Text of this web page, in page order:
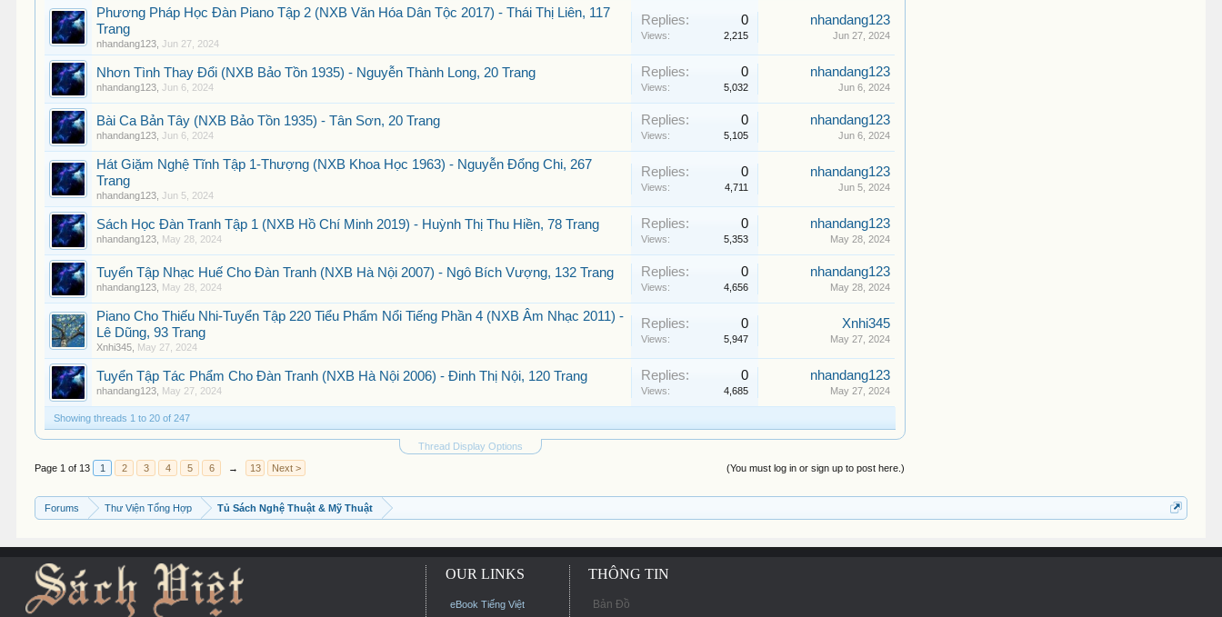
Phương Pháp Học Đàn Piano Tập 2 (NXB Văn Hóa Dân Tộc 2017) - Thái Thị Liên, 117
Trang
nhandang123 ,Jun 27, 2024
Replies: 0
Views: 2,215
nhandang123
Jun 27, 2024
Nhơn Tình Thay Đổi (NXB Bảo Tồn 1935) - Nguyễn Thành Long, 20 Trang
nhandang123 ,Jun 6, 2024
Replies: 0
Views: 5,032
nhandang123
Jun 6, 2024
Bài Ca Bản Tây (NXB Bảo Tồn 1935) - Tân Sơn, 20 Trang
nhandang123 ,Jun 6, 2024
Replies: 0
Views: 5,105
nhandang123
Jun 6, 2024
Hát Giặm Nghệ Tĩnh Tập 1-Thượng (NXB Khoa Học 1963) - Nguyễn Đổng Chi, 267
Trang
nhandang123 ,Jun 5, 2024
Replies: 0
Views: 4,711
nhandang123
Jun 5, 2024
Sách Học Đàn Tranh Tập 1 (NXB Hồ Chí Minh 2019) - Huỳnh Thị Thu Hiền, 78 Trang
nhandang123 May 28, 2024
Replies: 0
Views: 5,353
nhandang123
May 28, 2024
Tuyển Tập Nhạc Huế Cho Đàn Tranh (NXB Hà Nội 2007) - Ngô Bích Vượng, 132 Trang
nhandang123 May 28, 2024
Replies: 0
Views: 4,656
nhandang123
May 28, 2024
Piano Cho Thiếu Nhi-Tuyển Tập 220 Tiểu Phẩm Nổi Tiếng Phần 4 (NXB Âm Nhạc 2011) -
Lê Dũng, 93 Trang
Xnhi345 May 27, 2024
Replies: 0
Views: 5,947
Xnhi345
May 27, 2024
Tuyển Tập Tác Phẩm Cho Đàn Tranh (NXB Hà Nội 2006) - Đinh Thị Nội, 120 Trang
nhandang123 May 27, 2024
Replies: 0
Views: 4,685
nhandang123
May 27, 2024
Showing threads 1 to 20 of 247
Thread Display Options
(You must log in or sign up to post here.)
Page 1 of 13 1 2 3 4 5 6 → 13 Next >
Forums Thư Viện Tổng Hợp Tủ Sách Nghệ Thuật & Mỹ Thuật
OUR LINKS
eBook Tiếng Việt
THÔNG TIN
Bản Đồ